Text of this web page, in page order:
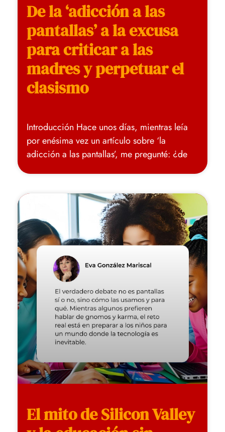
De la ‘adicción a las
pantallas’ a la excusa
para criticar a las
madres y perpetuar el
clasismo
Introducción Hace unos días, mientras leía
por enésima vez un artículo sobre ‘la
adicción a las pantallas’, me pregunté: ¿de
El mito de Silicon Valley